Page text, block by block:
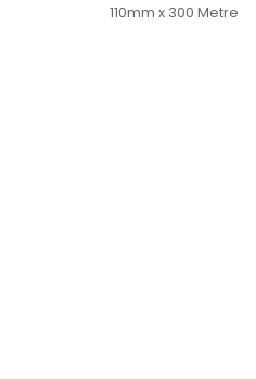
110mm x 300 Metre